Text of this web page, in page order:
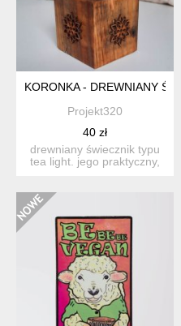
KORONKA - DREWNIANY
Projekt320
40 zł
drewniany świecznik typu
tea light. jego praktyczny,